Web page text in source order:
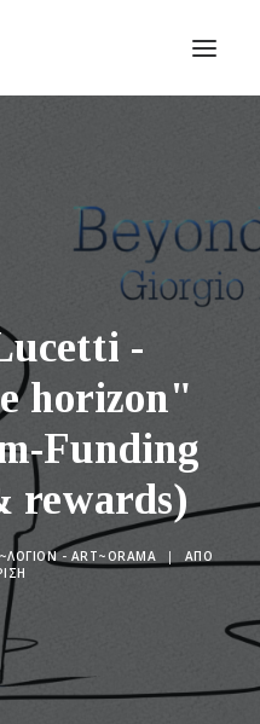
-
horizon"
Funding
rewards)
- ART~ORAMA |
ΑΠΌ